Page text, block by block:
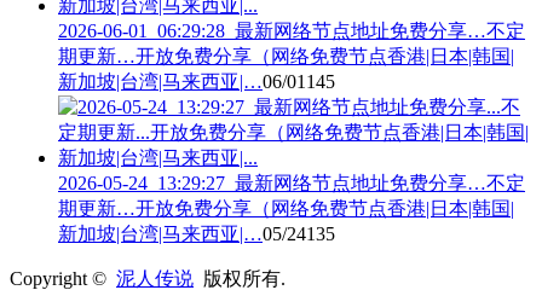
2026-06-01_06:29:28_最新网络节点地址免费分享…不定
期更新…开放免费分享（网络免费节点香港|日本|韩国|
新加坡|台湾|马来西亚|…06/01 145
2026-05-24_13:29:27_最新网络节点地址免费分享…不定
期更新…开放免费分享（网络免费节点香港|日本|韩国|
新加坡|台湾|马来西亚|…05/24135
Copyright © 泥人传说 版权所有.